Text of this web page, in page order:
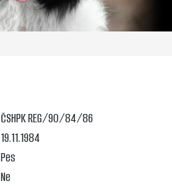
ČSHPK REG/90/84/86
19.11.1984
Pes
Ne